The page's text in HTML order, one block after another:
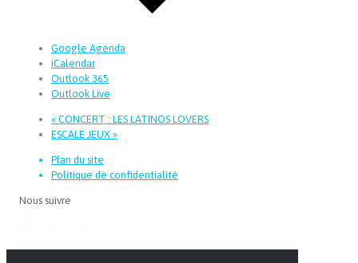
Google Agenda
iCalendar
Outlook 365
Outlook Live
« CONCERT : LES LATINOS LOVERS
ESCALE JEUX »
Plan du site
Politique de confidentialité
Nous suivre